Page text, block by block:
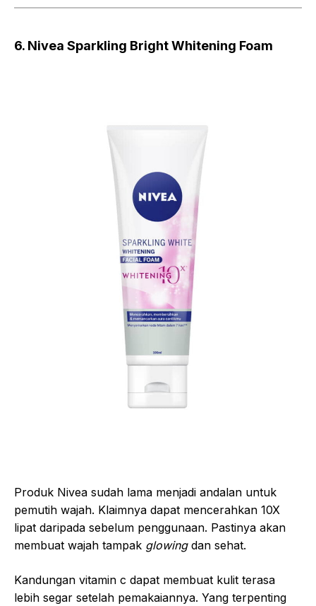
6. Nivea Sparkling Bright Whitening Foam
Produk Nivea sudah lama menjadi andalan untuk
pemutih wajah. Klaimnya dapat mencerahkan 10X
lipat daripada sebelum penggunaan. Pastinya akan
membuat wajah tampak glowing dan sehat.
Kandungan vitamin c dapat membuat kulit terasa
lebih segar setelah pemakaiannya. Yang terpenting